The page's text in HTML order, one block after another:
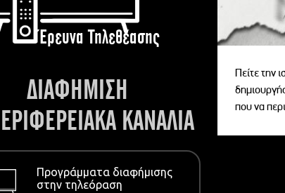
Έρευνα Τηλεθέασης
ΔΙΑΦΗΜΙΣΗ
ΚΑΝΑΛΙΑ
Προγράμματα διαφήμισης
στην τηλεόραση
Πείτε την
που να